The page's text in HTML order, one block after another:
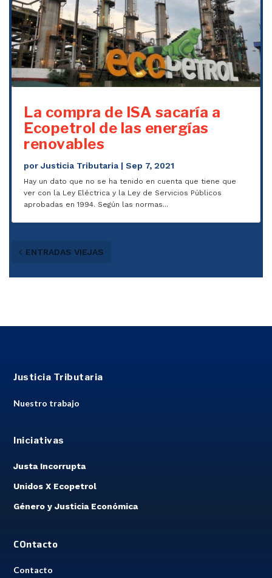
La compra de ISA sacaría a
Ecopetrol de las energías
renovables
porJusticia Tributaria |Sep 7, 2021
Hay un dato que no se ha tenido en cuenta que tiene que
ver con la Ley Eléctrica y la Ley de Servicios Públicos
aprobadas en 1994. Según las normas...
ENTRADAS VIEJAS
Justicia Tributaria
Nuestro trabajo
Iniciativas
Justa Incorrupta
Unidos X Ecopetrol
Género y Justicia Económica
COntacto
Contacto